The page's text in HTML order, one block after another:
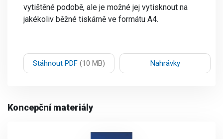
vytištěné podobě, ale je možné jej vytisknout na
jakékoliv běžné tiskárně ve formátu A4.
Stáhnout PDF (10 MB) Nahrávky
Koncepční materiály